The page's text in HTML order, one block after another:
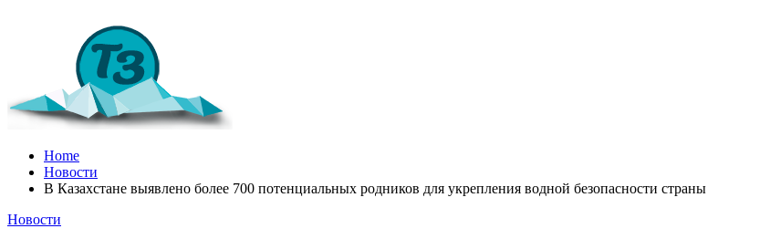
Home
Новости
В Казахстане выявлено более 700 потенциальных родников для укрепления водной безопасности страны
Новости